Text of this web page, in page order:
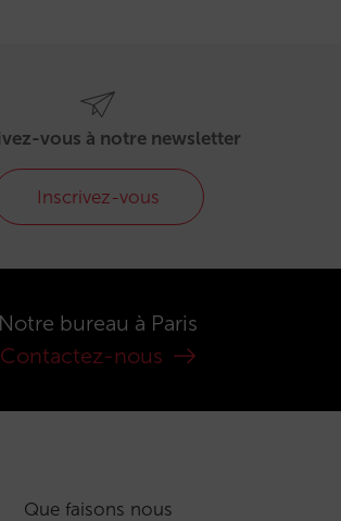
vous à notre newsletter
Inscrivez-vous
Notre bureau à Paris
Contactez-nous
Que faisons nous